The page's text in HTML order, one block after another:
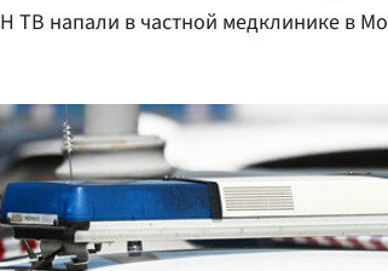
ТВ напали в частной медклинике в